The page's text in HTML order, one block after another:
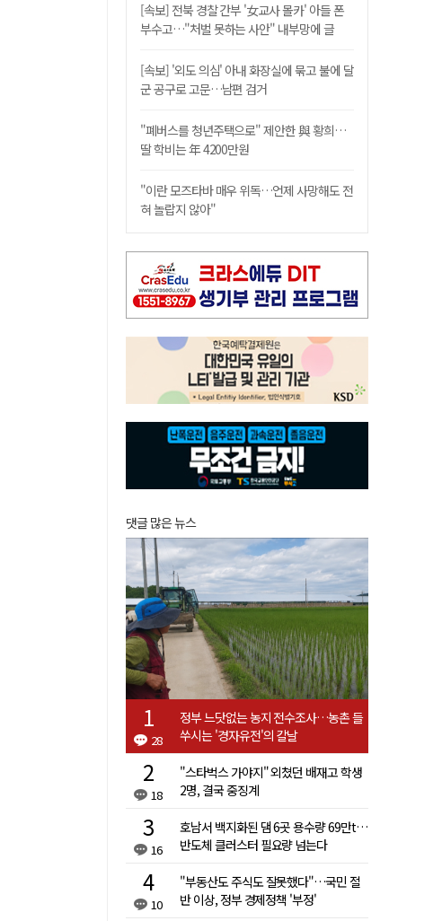
[속보] 전북 경찰 간부 '女교사 몰카' 아들 폰
부수고…"처벌 못하는 사안" 내부망에 글
[속보] '외도 의심' 아내 화장실에 묶고 불에 달
군 공구로 고문…남편 검거
"폐버스를 청년주택으로" 제안한 與 황희…
딸 학비는 年 4200만원
"이란 모즈타바 매우 위독…언제 사망해도 전
혀 놀랍지 않아"
댓글 많은 뉴스
28
정부 느닷없는 농지 전수조사…농촌 들
쑤시는 '경자유전'의 칼날
18
"스타벅스 가야지" 외쳤던 배재고 학생
2명, 결국 중징계
16
호남서 백지화된 댐 6곳 용수량 69만t…
반도체 클러스터 필요량 넘는다
10
"부동산도 주식도 잘못했다"…국민 절
반 이상, 정부 경제정책 '부정'